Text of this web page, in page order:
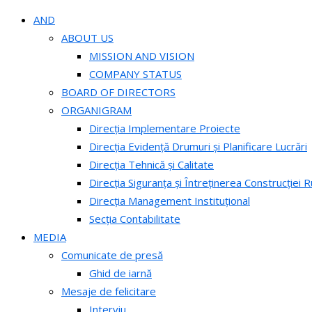
AND
ABOUT US
MISSION AND VISION
COMPANY STATUS
BOARD OF DIRECTORS
ORGANIGRAM
Direcția Implementare Proiecte
Direcția Evidență Drumuri și Planificare Lucrări
Direcția Tehnică și Calitate
Direcția Siguranța și Întreținerea Construcției
Direcția Management Instituțional
Secția Contabilitate
MEDIA
Comunicate de presă
Ghid de iarnă
Mesaje de felicitare
Interviu